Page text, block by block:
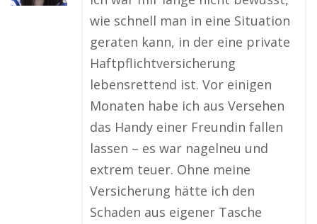
wie schnell man in eine Situation
geraten kann, in der eine private
Haftpflichtversicherung
lebensrettend ist. Vor einigen
Monaten habe ich aus Versehen
das Handy einer Freundin fallen
lassen – es war nagelneu und
extrem teuer. Ohne meine
Versicherung hätte ich den
Schaden aus eigener Tasche